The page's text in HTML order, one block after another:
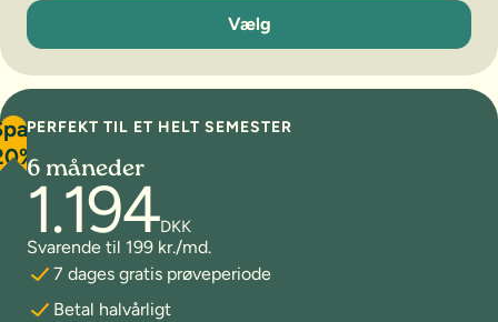
3 måneder
Vælg
PERFEKT TIL ET HELT SEMESTER
6 måneder
1.194DKK
Svarende til 199 kr./md.
7 dages gratis prøveperiode
Betal halvårligt